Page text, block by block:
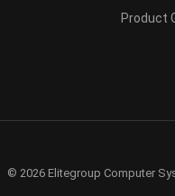
Product
© 2026 Elitegroup Computer